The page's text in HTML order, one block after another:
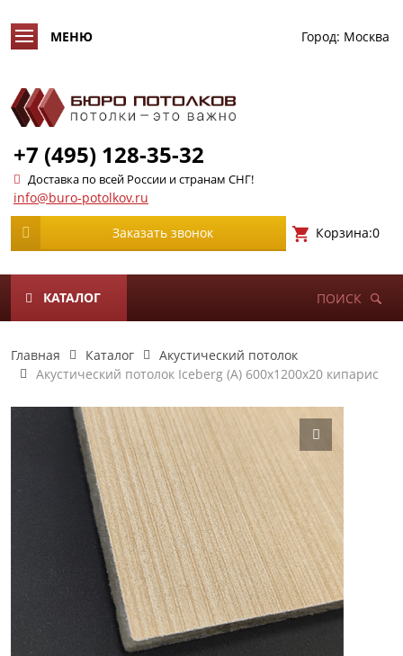
Город: Москва
+7 (495) 128-35-32
Доставка по всей России и странам СНГ!
info@buro-potolkov.ru
Заказать звонок Корзина:0
КАТАЛОГ ПОИСК
Главная Каталог
Акустический потолок
Акустический потолок Iceberg (A) 600х1200х20 кипарис